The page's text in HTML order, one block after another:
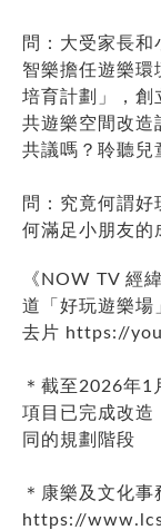
問：大受家長和
智樂擔任遊樂環
培育計劃」，創
共遊樂空間改造
共議嗎？聆聽兒
問：究竟何謂好
何滿足小朋友的
《NOW TV 經
道「好玩遊樂場
去片 https://
＊截至2026年1
項目已完成改造
同的規劃階段
＊康樂及文化
https://